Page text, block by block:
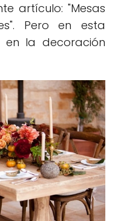
artículo: "Mesas
Pero en esta
en la decoración